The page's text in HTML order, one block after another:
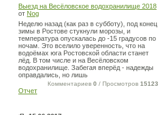
Выезд на Весёловское водохранилище 2018
от Nog
Неделю назад (как раз в субботу), под конец
зимы в Ростове стукнули морозы, и
температура опускалась до -15 градусов по
ночам. Это вселило уверенность, что на
водоёмах юга Ростовской области станет
лёд. В том числе и на Весёловском
водохранилище. Забегая вперёд - надежды
оправдались, но лишь
Комментариев 0 / Просмотров 15123
Отчет